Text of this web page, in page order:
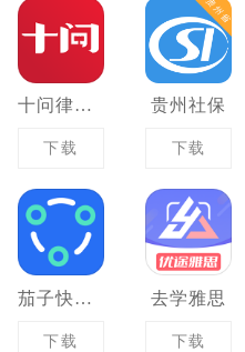
十问律师咨询
下载
贵州社保
下载
茄子快传备份
下载
去学雅思
下载